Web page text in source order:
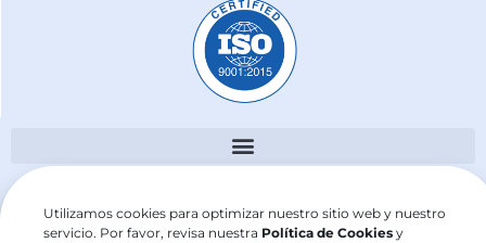
Utilizamos cookies para optimizar nuestro sitio web y nuestro
servicio. Por favor, revisa nuestra Política de Cookies y